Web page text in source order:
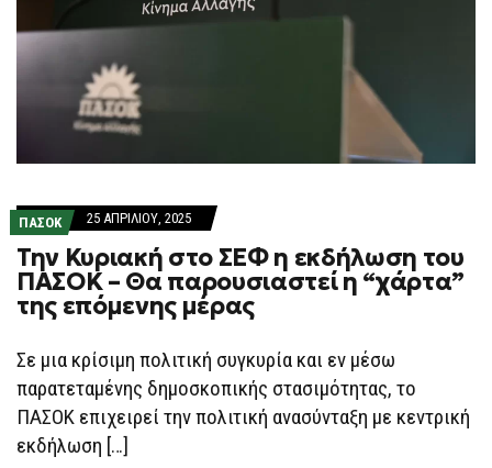
ΠΑΣΟΚ 25 ΑΠΡΙΛΊΟΥ, 2025
Την Κυριακή στο ΣΕΦ η εκδήλωση του
ΠΑΣΟΚ – Θα παρουσιαστεί η “χάρτα”
της επόμενης μέρας
Σε μια κρίσιμη πολιτική συγκυρία και εν μέσω
παρατεταμένης δημοσκοπικής στασιμότητας, το
ΠΑΣΟΚ επιχειρεί την πολιτική ανασύνταξη με κεντρική
εκδήλωση […]